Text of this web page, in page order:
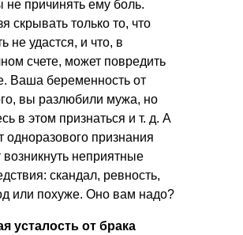
не причинять ему боль.
скрывать только то, что
не удастся, и что, в
счете, может повредить
Ваша беременность от
вы разлюбили мужа, но
в этом признаться и т. д. А
одноразового признания
возникнуть неприятные
скандал, ревность,
или похуже. Оно вам надо?
усталость от брака